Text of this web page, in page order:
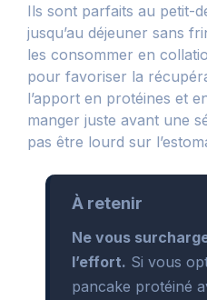
Ils sont parfaits au petit-
jusqu’au déjeuner sans
les consommer en
pour favoriser la
l’apport en protéines et
manger juste avant une
pas être lourd sur
À retenir
Ne vous
l’effort. Si vous
pancake protéiné